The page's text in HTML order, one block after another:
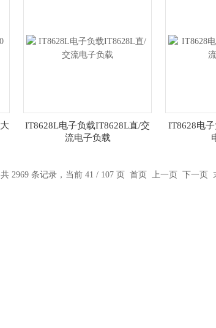
IT8628L电子负载IT8628L直/交
流电子负载
IT8628电
共 2969 条记录，当前 41 / 107 页 首页 上一页 下一页